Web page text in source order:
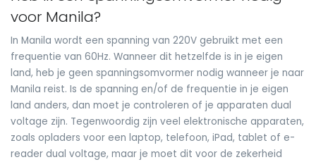
voor Manila?
In Manila wordt een spanning van 220V gebruikt met een
frequentie van 60Hz. Wanneer dit hetzelfde is in je eigen
land, heb je geen spanningsomvormer nodig wanneer je naar
Manila reist. Is de spanning en/of de frequentie in je eigen
land anders, dan moet je controleren of je apparaten dual
voltage zijn. Tegenwoordig zijn veel elektronische apparaten,
zoals opladers voor een laptop, telefoon, iPad, tablet of e-
reader dual voltage, maar je moet dit voor de zekerheid